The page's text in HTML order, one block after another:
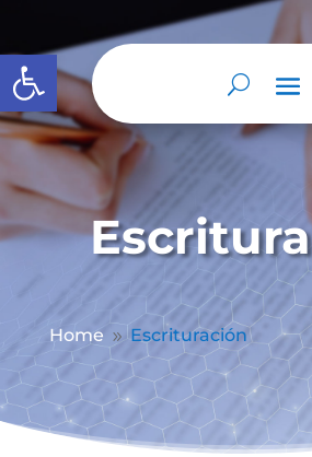
Abrir barra de herramientas
Home 9 Escrituración